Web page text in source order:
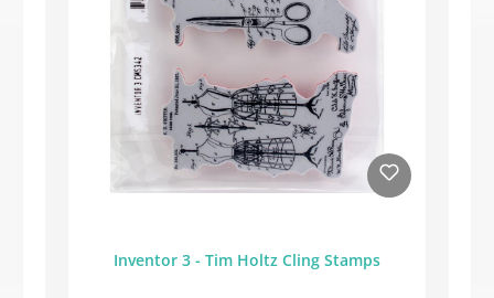
Inventor 3 - Tim Holtz Cling Stamps